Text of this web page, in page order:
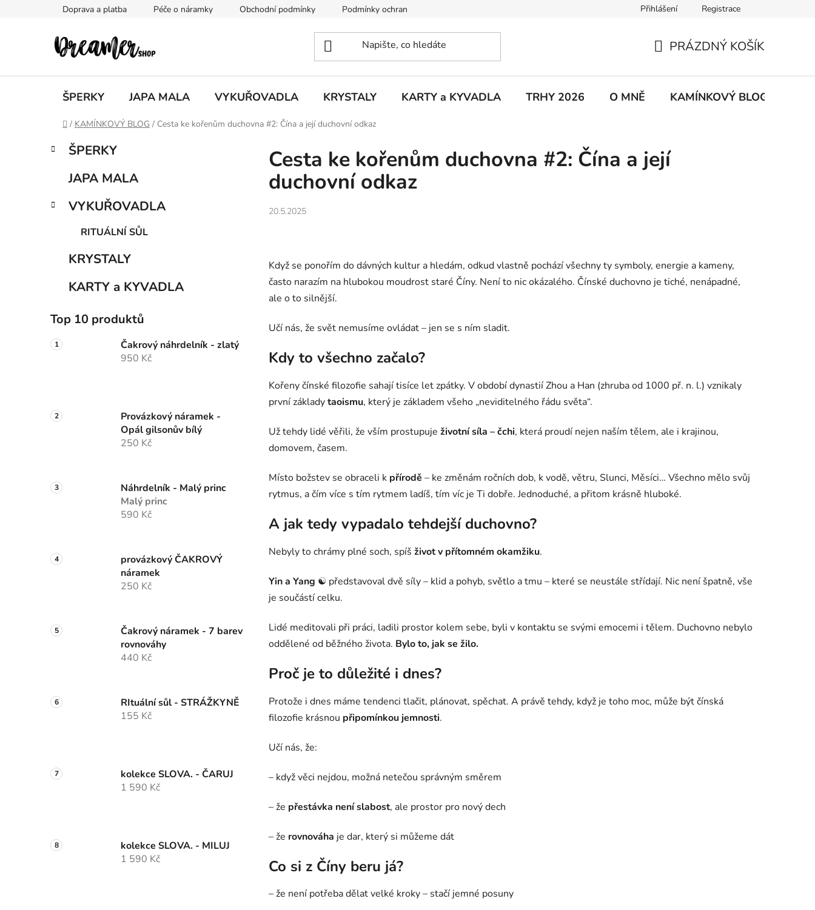
Doprava a platba Péče o náramky Obchodní podmínky Podmínky ochrany osobních údajů Dárkové kartičky Moje objednávka
Přihlášení Registrace
KOŠÍK
PRÁZDNÝ KOŠÍK
ŠPERKY JAPA MALA VYKUŘOVADLA KRYSTALY KARTY a KYVADLA TRHY 2026 O MNĚ KAMÍNKOVÝ BLOG
Domů
/ KAMÍNKOVÝ BLOG / Cesta ke kořenům duchovna #2: Čína a její duchovní odkaz
P
r
n
l
Přeskočit
kategorie
K
a
o
ŠPERKY
JAPA MALA
VYKUŘOVADLA
RITUÁLNÍ SŮL
KRYSTALY
KARTY a KYVADLA
Top 10 produktů
Čakrový náhrdelník - zlatý
950 Kč
Provázkový náramek -
Opál gilsonův bílý
250 Kč
Náhrdelník - Malý princ
Malý princ
590 Kč
provázkový ČAKROVÝ
náramek
250 Kč
Čakrový náramek - 7 barev
rovnováhy
440 Kč
RItuální sůl - STRÁŽKYNĚ
155 Kč
kolekce SLOVA. - ČARUJ
1 590 Kč
kolekce SLOVA. - MILUJ
1 590 Kč
Cesta ke kořenům duchovna #2: Čína a její
duchovní odkaz
20.5.2025
Když se ponořím do dávných kultur a hledám, odkud vlastně pochází všechny ty symboly, energie a kameny,
často narazím na hlubokou moudrost staré Číny. Není to nic okázalého. Čínské duchovno je tiché, nenápadné,
ale o to silnější.
Učí nás, že svět nemusíme ovládat – jen se s ním sladit.
Kdy to všechno začalo?
Kořeny čínské filozofie sahají tisíce let zpátky. V období dynastií Zhou a Han (zhruba od 1000 př. n. l.) vznikaly
první základytaoismu, který je základem všeho „neviditelného řádu světa“.
Už tehdy lidé věřili, že vším prostupuje životní síla – čchi, která proudí nejen naším tělem, ale i krajinou,
domovem, časem.
Místo božstev se obraceli k přírodě – ke změnám ročních dob, k vodě, větru, Slunci, Měsíci… Všechno mělo svůj
rytmus, a čím více s tím rytmem ladíš, tím víc je Ti dobře. Jednoduché, a přitom krásně hluboké.
A jak tedy vypadalo tehdejší duchovno?
Nebyly to chrámy plné soch, spíš život v přítomném okamžiku.
Yin a Yang ☯️ představoval dvě síly – klid a pohyb, světlo a tmu – které se neustále střídají. Nic není špatně, vše
je součástí celku.
Lidé meditovali při práci, ladili prostor kolem sebe, byli v kontaktu se svými emocemi i tělem. Duchovno nebylo
oddělené od běžného života. Bylo to, jak se žilo.
Proč je to důležité i dnes?
Protože i dnes máme tendenci tlačit, plánovat, spěchat. A právě tehdy, když je toho moc, může být čínská
filozofie krásnou připomínkou jemnosti.
Učí nás, že:
– když věci nejdou, možná netečou správným směrem
– že přestávka není slabost, ale prostor pro nový dech
– že rovnováha je dar, který si můžeme dát
Co si z Číny beru já?
– že není potřeba dělat velké kroky – stačí jemné posuny